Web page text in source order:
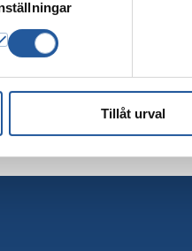
Tillåt urval